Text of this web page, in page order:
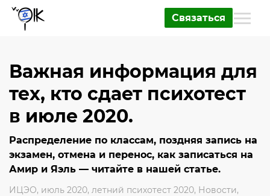
Связаться
Важная информация для
тех, кто сдает психотест
в июле 2020.
Распределение по классам, поздняя запись на
экзамен, отмена и перенос, как записаться на
Амир и Яэль — читайте в нашей статье.
ИЦЭО, июль 2020, летний психотест 2020, Новости,